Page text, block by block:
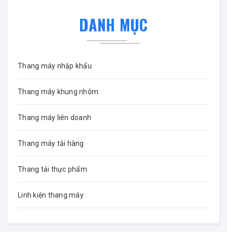
DANH MỤC
Thang máy nhập khẩu
Thang máy khung nhôm
Thang máy liên doanh
Thang máy tải hàng
Thang tải thực phẩm
Linh kiện thang máy